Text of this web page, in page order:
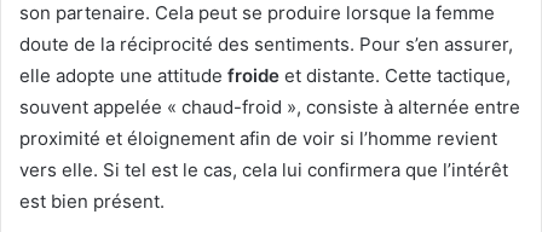
son partenaire. Cela peut se produire lorsque la femme
doute de la réciprocité des sentiments. Pour s’en assurer,
elle adopte une attitude froide et distante. Cette tactique,
souvent appelée « chaud-froid », consiste à alternée entre
proximité et éloignement afin de voir si l’homme revient
vers elle. Si tel est le cas, cela lui confirmera que l’intérêt
est bien présent.